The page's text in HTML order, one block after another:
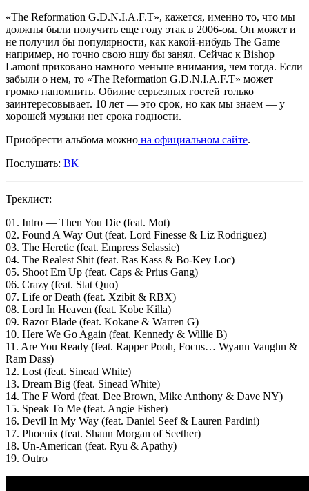
«The Reformation G.D.N.I.A.F.T», кажется, именно то, что мы
должны были получить еще году этак в 2006-ом. Он может и
не получил бы популярности, как какой-нибудь The Game
например, но точно свою ншу бы занял. Сейчас к Bishop
Lamont приковано намного меньше внимания, чем тогда. Если
забыли о нем, то «The Reformation G.D.N.I.A.F.T» может
громко напомнить. Обилие серьезных гостей только
заинтересовывает. 10 лет — это срок, но как мы знаем — у
хорошей музыки нет срока годности.
Приобрести альбома можно на официальном сайте.
Послушать: ВК
Треклист:
01. Intro — Then You Die (feat. Mot)
02. Found A Way Out (feat. Lord Finesse & Liz Rodriguez)
03. The Heretic (feat. Empress Selassie)
04. The Realest Shit (feat. Ras Kass & Bo-Key Loc)
05. Shoot Em Up (feat. Caps & Prius Gang)
06. Crazy (feat. Stat Quo)
07. Life or Death (feat. Xzibit & RBX)
08. Lord In Heaven (feat. Kobe Killa)
09. Razor Blade (feat. Kokane & Warren G)
10. Here We Go Again (feat. Kennedy & Willie B)
11. Are You Ready (feat. Rapper Pooh, Focus… Wyann Vaughn &
Ram Dass)
12. Lost (feat. Sinead White)
13. Dream Big (feat. Sinead White)
14. The F Word (feat. Dee Brown, Mike Anthony & Dave NY)
15. Speak To Me (feat. Angie Fisher)
16. Devil In My Way (feat. Daniel Seef & Lauren Pardini)
17. Phoenix (feat. Shaun Morgan of Seether)
18. Un-American (feat. Ryu & Apathy)
19. Outro